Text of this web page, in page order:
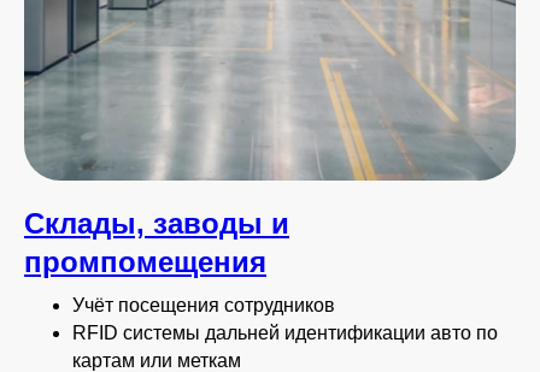
Склады, заводы и
промпомещения
Учёт посещения сотрудников
RFID системы дальней идентификации авто по
картам или меткам